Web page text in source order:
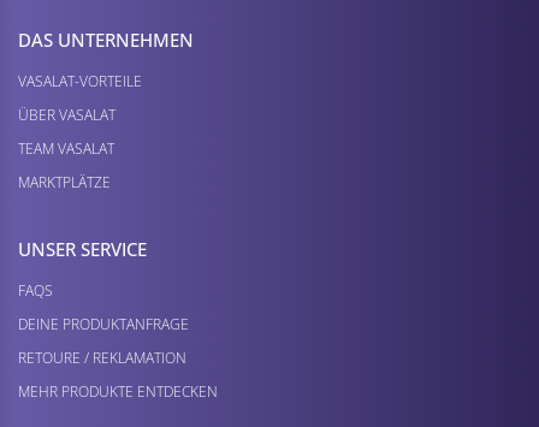
DAS UNTERNEHMEN
VASALAT-VORTEILE
ÜBER VASALAT
TEAM VASALAT
MARKTPLÄTZE
UNSER SERVICE
FAQS
DEINE PRODUKTANFRAGE
RETOURE / REKLAMATION
MEHR PRODUKTE ENTDECKEN